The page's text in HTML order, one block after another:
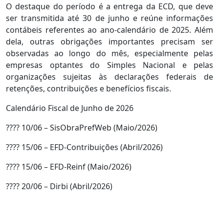
O destaque do período é a entrega da ECD, que deve
ser transmitida até 30 de junho e reúne informações
contábeis referentes ao ano-calendário de 2025. Além
dela, outras obrigações importantes precisam ser
observadas ao longo do mês, especialmente pelas
empresas optantes do Simples Nacional e pelas
organizações sujeitas às declarações federais de
retenções, contribuições e benefícios fiscais.
Calendário Fiscal de Junho de 2026
???? 10/06 – SisObraPrefWeb (Maio/2026)
???? 15/06 – EFD-Contribuições (Abril/2026)
???? 15/06 – EFD-Reinf (Maio/2026)
???? 20/06 – Dirbi (Abril/2026)